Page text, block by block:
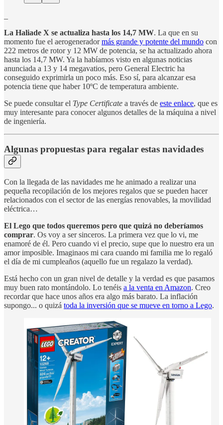
La Haliade X se actualiza hasta los 14,7 MW. La que en su
momento fue el aerogeneradormás grande y potente del mundo con
222 metros de rotor y 12 MW de potencia, se ha actualizado ahora
hasta los 14,7 MW. Ya la habíamos visto en algunas noticias
anunciada a 13 y 14 megavatios, pero General Electric ha
conseguido exprimirla un poco más. Eso sí, para alcanzar esa
potencia tiene que haber 10ºC de temperatura ambiente.
Se puede consultar el Type Certificate a través de este enlace, que es
muy interesante para conocer algunos detalles de la máquina a nivel
de ingeniería.
Algunas propuestas para regalar estas navidades
Con la llegada de las navidades me he animado a realizar una
pequeña recopilación de los mejores regalos que se pueden hacer
relacionados con el sector de las energías renovables, la movilidad
eléctrica…
El Lego que todos queremos pero que quizá no deberíamos
comprar. Os voy a ser sinceros. La primera vez que lo vi, me
enamoré de él. Pero cuando vi el precio, supe que lo nuestro era un
amor imposible. Imaginaos mi cara cuando mi familia me lo regaló
el día de mi cumpleaños (aquello fue un regalazo la verdad).
Está hecho con un gran nivel de detalle y la verdad es que pasamos
muy buen rato montándolo. Lo tenéis a la venta en Amazon. Creo
recordar que hace unos años era algo más barato. La inflación
supongo... o quizá toda la inversión que se mueve en torno a Lego.